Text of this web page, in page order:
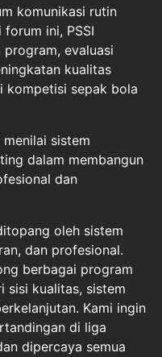
komunikasi rutin
forum ini, PSSI
evaluasi
kualitas
kompetisi sepak bola
menilai sistem
dalam membangun
dan
oleh sistem
dan profesional.
berbagai program
sisi kualitas, sistem
Kami ingin
di liga
dipercaya semua